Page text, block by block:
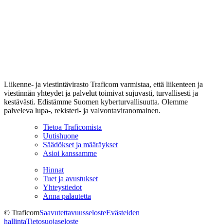
Liikenne- ja viestintävirasto Traficom varmistaa, että liikenteen ja
viestinnän yhteydet ja palvelut toimivat sujuvasti, turvallisesti ja
kestävästi. Edistämme Suomen kyberturvallisuutta. Olemme
palveleva lupa-, rekisteri- ja valvontaviranomainen.
Tietoa Traficomista
Uutishuone
Säädökset ja määräykset
Asioi kanssamme
Hinnat
Tuet ja avustukset
Yhteystiedot
Anna palautetta
© TraficomSaavutettavuusselosteEvästeiden
hallintaTietosuojaseloste